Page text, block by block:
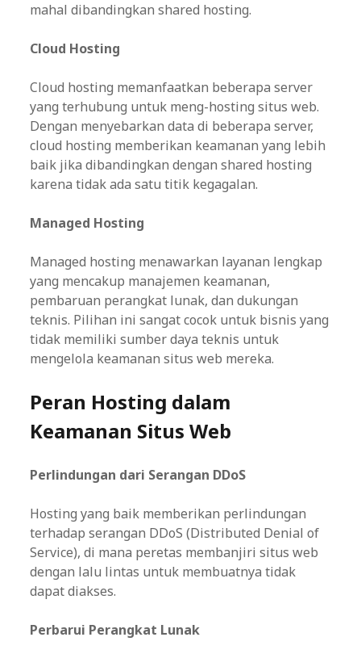
mahal dibandingkan shared hosting.
Cloud Hosting
Cloud hosting memanfaatkan beberapa server
yang terhubung untuk meng-hosting situs web.
Dengan menyebarkan data di beberapa server,
cloud hosting memberikan keamanan yang lebih
baik jika dibandingkan dengan shared hosting
karena tidak ada satu titik kegagalan.
Managed Hosting
Managed hosting menawarkan layanan lengkap
yang mencakup manajemen keamanan,
pembaruan perangkat lunak, dan dukungan
teknis. Pilihan ini sangat cocok untuk bisnis yang
tidak memiliki sumber daya teknis untuk
mengelola keamanan situs web mereka.
Peran Hosting dalam
Keamanan Situs Web
Perlindungan dari Serangan DDoS
Hosting yang baik memberikan perlindungan
terhadap serangan DDoS (Distributed Denial of
Service), di mana peretas membanjiri situs web
dengan lalu lintas untuk membuatnya tidak
dapat diakses.
Perbarui Perangkat Lunak